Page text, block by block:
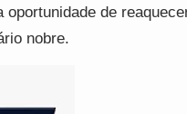
de
nobre.